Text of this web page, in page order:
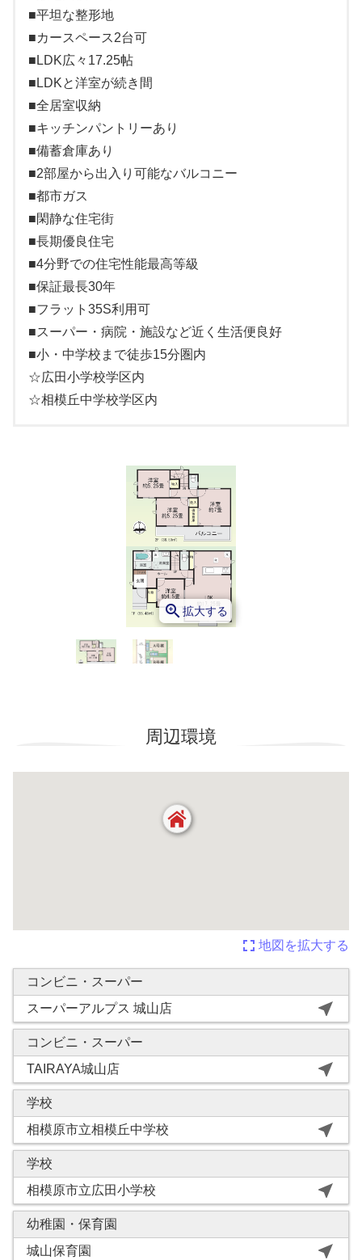
■平坦な整形地
■カースペース2台可
■LDK広々17.25帖
■LDKと洋室が続き間
■全居室収納
■キッチンパントリーあり
■備蓄倉庫あり
■2部屋から出入り可能なバルコニー
■都市ガス
■閑静な住宅街
■長期優良住宅
■4分野での住宅性能最高等級
■保証最長30年
■フラット35S利用可
■スーパー・病院・施設など近く生活便良好
■小・中学校まで徒歩15分圏内
☆広田小学校学区内
☆相模丘中学校学区内
zoom_in拡大する
周辺環境
fullscreen 地図を拡大する
コンビニ・スーパー
スーパーアルプス 城山店
near_me
コンビニ・スーパー
TAIRAYA城山店
near_me
学校
相模原市立相模丘中学校
near_me
学校
相模原市立広田小学校
near_me
幼稚園・保育園
城山保育園
near_me